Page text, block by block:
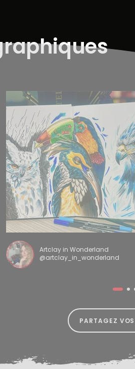
Artclay in Wonderland
@artclay_in_wonderland
PARTAGEZ